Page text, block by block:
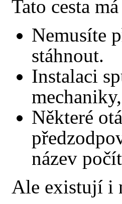
Tato cesta
Nemusíte
stáhnout.
Instalaci
Některé
název
Ale existují i